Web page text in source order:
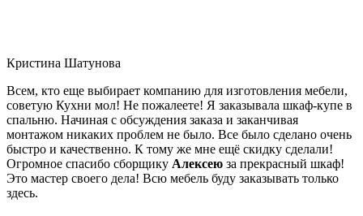
Кристина Шатунова
Всем, кто еще выбирает компанию для изготовления мебели,
советую Кухни мол! Не пожалеете! Я заказывала шкаф-купе в
спальню. Начиная с обсуждения заказа и заканчивая
монтажом никаких проблем не было. Все было сделано очень
быстро и качественно. К тому же мне ещё скидку сделали!
Огромное спасибо сборщику Алексею за прекрасный шкаф!
Это мастер своего дела! Всю мебель буду заказывать только
здесь.